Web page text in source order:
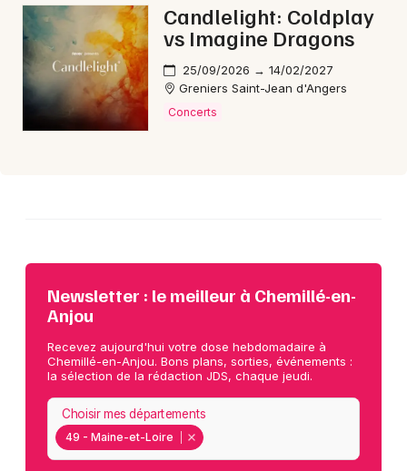
Mon email
Je m'abonne
Candlelight: Coldplay
vs Imagine Dragons
25/09/2026 → 14/02/2027
Greniers Saint-Jean d'Angers
Concerts
Newsletter : le meilleur à Chemillé-en-
Anjou
Recevez aujourd'hui votre dose hebdomadaire à
Chemillé-en-Anjou. Bons plans, sorties, événements :
la sélection de la rédaction JDS, chaque jeudi.
49 - Maine-et-Loire
Choisir mes départements